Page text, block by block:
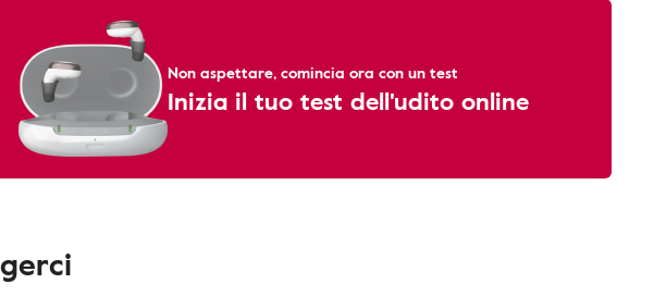
Non aspettare, comincia ora con un test
Inizia il tuo test dell'udito online